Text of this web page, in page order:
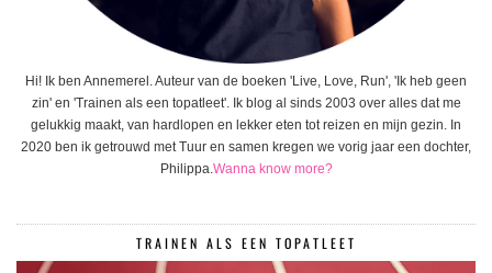
Hi! Ik ben Annemerel. Auteur van de boeken 'Live, Love, Run', 'Ik heb geen
zin' en 'Trainen als een topatleet'. Ik blog al sinds 2003 over alles dat me
gelukkig maakt, van hardlopen en lekker eten tot reizen en mijn gezin. In
2020 ben ik getrouwd met Tuur en samen kregen we vorig jaar een dochter,
Philippa. Wanna know more?
TRAINEN ALS EEN TOPATLEET